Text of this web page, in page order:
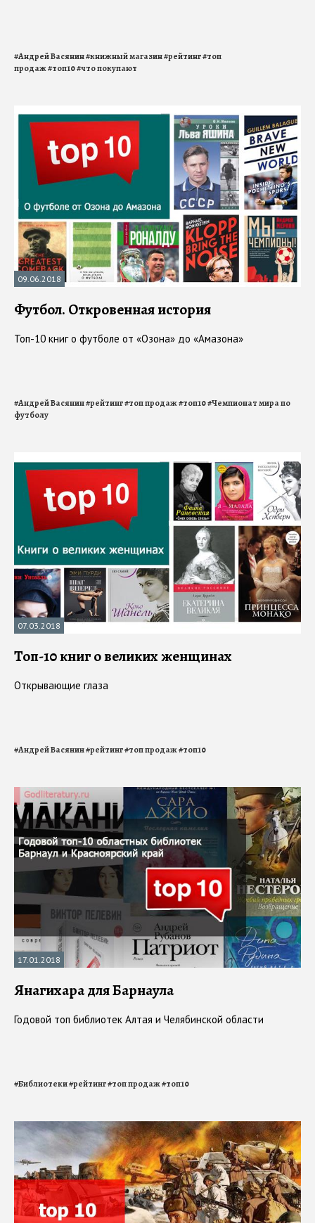
#Андрей Васянин#книжный магазин#рейтинг#топ
продаж#топ10#что покупают
09.06.2018
Футбол. Откровенная история
Топ-10 книг о футболе от «Озона» до «Амазона»
#Андрей Васянин#рейтинг#топ продаж#топ10#Чемпионат мира по
футболу
07.03.2018
Топ-10 книг о великих женщинах
Открывающие глаза
#Андрей Васянин#рейтинг#топ продаж#топ10
17.01.2018
Янагихара для Барнаула
Годовой топ библиотек Алтая и Челябинской области
#Библиотеки#рейтинг#топ продаж#топ10